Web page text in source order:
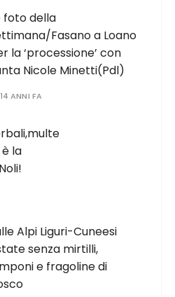
foto della
Fasano a Loano
la ‘processione’ con
Nicole Minetti(Pdl)
14 ANNI FA
la
Alpi Liguri-Cuneesi
senza mirtilli,
e fragoline di